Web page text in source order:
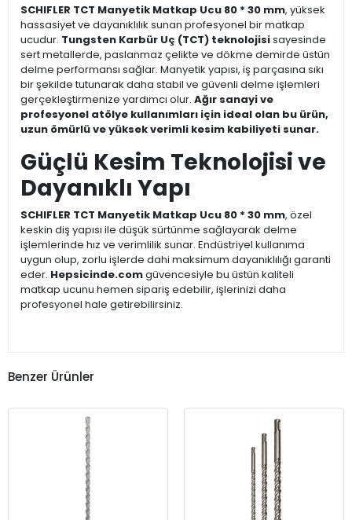
SCHIFLER TCT Manyetik Matkap Ucu 80 * 30 mm, yüksek
hassasiyet ve dayanıklılık sunan profesyonel bir matkap
ucudur. Tungsten Karbür Uç (TCT) teknolojisisayesinde
sert metallerde, paslanmaz çelikte ve dökme demirde üstün
delme performansı sağlar. Manyetik yapısı, iş parçasına sıkı
bir şekilde tutunarak daha stabil ve güvenli delme işlemleri
gerçekleştirmenize yardımcı olur. Ağır sanayi ve
profesyonel atölye kullanımları için ideal olan bu ürün,
uzun ömürlü ve yüksek verimli kesim kabiliyeti sunar.
Güçlü Kesim Teknolojisi ve
Dayanıklı Yapı
SCHIFLER TCT Manyetik Matkap Ucu 80 * 30 mm, özel
keskin diş yapısı ile düşük sürtünme sağlayarak delme
işlemlerinde hız ve verimlilik sunar. Endüstriyel kullanıma
uygun olup, zorlu işlerde dahi maksimum dayanıklılığı garanti
eder. Hepsicinde.comgüvencesiyle bu üstün kaliteli
matkap ucunu hemen sipariş edebilir, işlerinizi daha
profesyonel hale getirebilirsiniz.
Benzer Ürünler